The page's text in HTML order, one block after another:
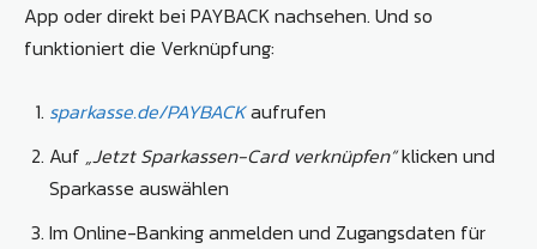
App oder direkt bei PAYBACK nachsehen. Und so
funktioniert die Verknüpfung:
sparkasse.de/PAYBACKaufrufen
Auf „Jetzt Sparkassen-Card verknüpfen“klicken und
Sparkasse auswählen
Im Online-Banking anmelden und Zugangsdaten für